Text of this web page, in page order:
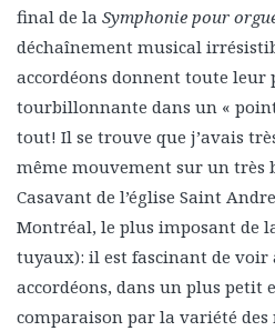
final de la Symphonie pour
déchaînement musical
accordéons donnent toute leur
tourbillonnante dans un «
tout! Il se trouve que j’avais
même mouvement sur un très
Casavant de l’église Saint
Montréal, le plus imposant de
tuyaux): il est fascinant de voir
accordéons, dans un plus petit
comparaison par la variété des